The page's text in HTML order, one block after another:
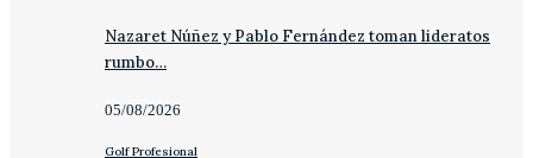
Nazaret Núñez y Pablo Fernández toman lideratos
rumbo…
05/08/2026
Golf Profesional